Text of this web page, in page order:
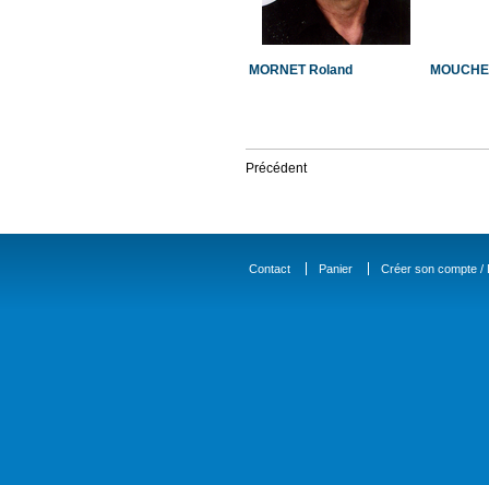
MORNET Roland
Précédent
Contact Panier Créer son compte /